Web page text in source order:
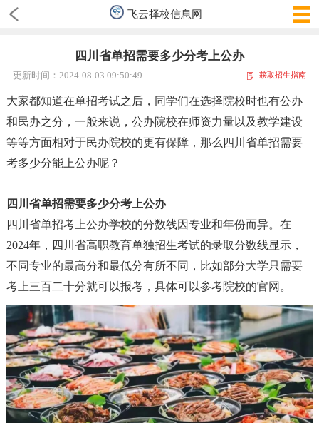
飞云择校信息网
四川省单招需要多少分考上公办
更新时间：2024-08-03 09:50:49 获取招生指南
大家都知道在单招考试之后， 同学们在选择院校时也有公办
和民办之分 ， 一般来说， 公办院校在师资力量以及教学建设
等等方面相对于民办院校的更有保障， 那么四川省单招需要
考多少分能上公办呢？
四川省单招需要多少分考上公办
四川省单招考上公办学校的分数线因专业和年份而异。在
2024年， 四川省高职教育单独招生考试的录取分数线显示，
不同专业的最高分和最低分有所不同 ， 比如部分大学只需要
考上三百二十分就可以报考， 具体可以参考院校的官网。